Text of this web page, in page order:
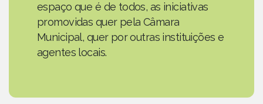
espaço que é de todos, as iniciativas
promovidas quer pela Câmara
Municipal, quer por outras instituições e
agentes locais.